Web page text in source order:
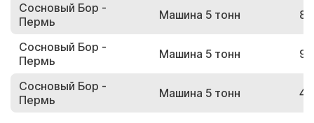
Сосновый Бор -
Пермь
Машина 5 тонн
Сосновый Бор -
Пермь
Машина 5 тонн
Сосновый Бор -
Пермь
Машина 5 тонн